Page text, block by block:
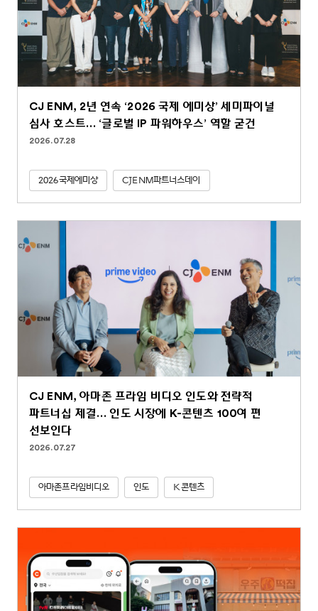
CJ ENM, 2년 연속 ‘2026 국제 에미상’ 세미파이널
심사 호스트… ‘글로벌 IP 파워하우스’ 역할 굳건
2026.07.28
2026국제에미상 CJENM파트너스데이
CJ ENM, 아마존 프라임 비디오 인도와 전략적
파트너십 체결… 인도 시장에 K-콘텐츠 100여 편
선보인다
2026.07.27
아마존프라임비디오 인도 K콘텐츠